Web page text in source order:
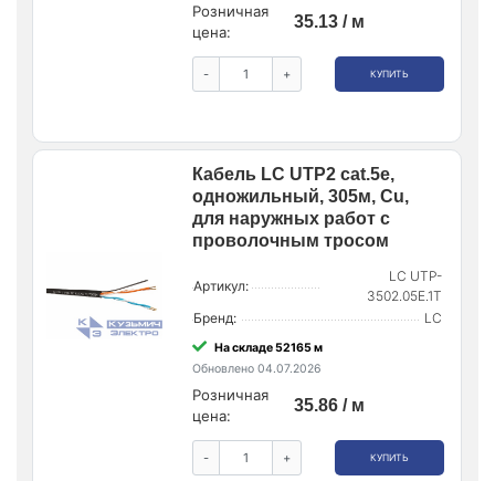
Розничная
цена:
35.13 / м
- + КУПИТЬ
Кабель LC UTP2 cat.5е,
одножильный, 305м, Cu,
для наружных работ с
проволочным тросом
Артикул:
LC UTP-
3502.05E.1T
Бренд:
LC
На складе 52165 м
Обновлено 04.07.2026
Розничная
цена:
35.86 / м
- + КУПИТЬ